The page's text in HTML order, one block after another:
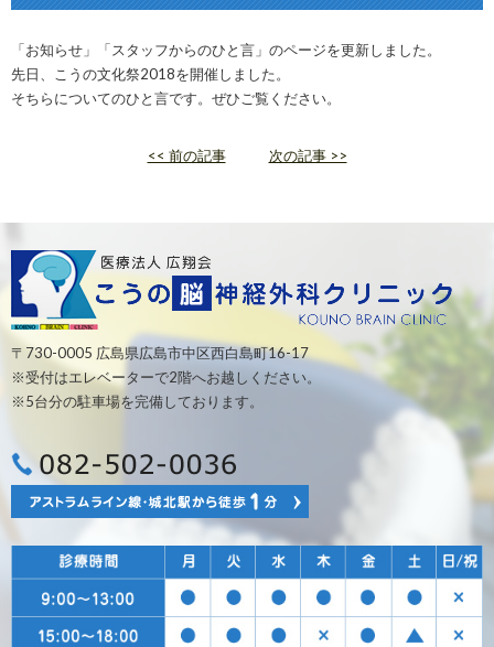
「お知らせ」「スタッフからのひと言」のページを更新しました。
先日、こうの文化祭2018を開催しました。
そちらについてのひと言です。ぜひご覧ください。
<< 前の記事 次の記事 >>
〒730-0005 広島県広島市中区西白島町16-17
※受付はエレベーターで2階へお越しください。
※5台分の駐車場を完備しております。